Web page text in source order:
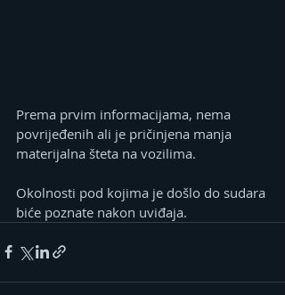
Prema prvim informacijama, nema
povrijeđenih ali je pričinjena manja
materijalna šteta na vozilima.
Okolnosti pod kojima je došlo do sudara
biće poznate nakon uviđaja.